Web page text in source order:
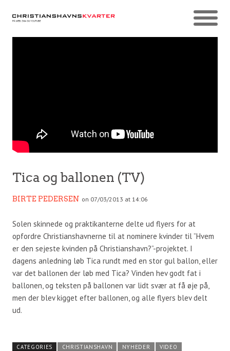
Tica og ballonen (TV)
BIRTE PEDERSEN on 07/03/2013 at 14:06
Solen skinnede og praktikanterne delte ud flyers for at
opfordre Christianshavnerne til at nominere kvinder til ”Hvem
er den sejeste kvinden på Christianshavn?”-projektet. I
dagens anledning løb Tica rundt med en stor gul ballon, eller
var det ballonen der løb med Tica? Vinden hev godt fat i
ballonen, og teksten på ballonen var lidt svær at få øje på,
men der blev kigget efter ballonen, og alle flyers blev delt
ud.
CATEGORIES CHRISTIANSHAVN NYHEDER
VIDEO